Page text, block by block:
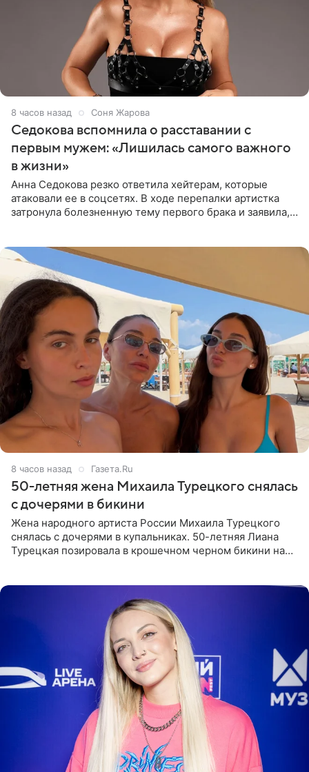
8 часов назад Соня Жарова
Седокова вспомнила о расставании с
первым мужем: «Лишилась самого важного
в жизни»
Анна Седокова резко ответила хейтерам, которые
атаковали ее в соцсетях. В ходе перепалки артистка
затронула болезненную тему первого брака и заявила,
8 часов назад Газета.Ru
50-летняя жена Михаила Турецкого снялась
с дочерями в бикини
Жена народного артиста России Михаила Турецкого
снялась с дочерями в купальниках. 50-летняя Лиана
Турецкая позировала в крошечном черном бикини на